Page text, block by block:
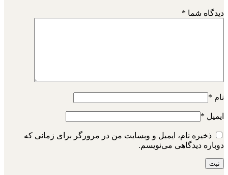
دیدگاه شما *
نام *
ایمیل *
ذخیره نام، ایمیل و وبسایت من در مرورگر برای زمانی که
دوباره دیدگاهی می‌نویسم.